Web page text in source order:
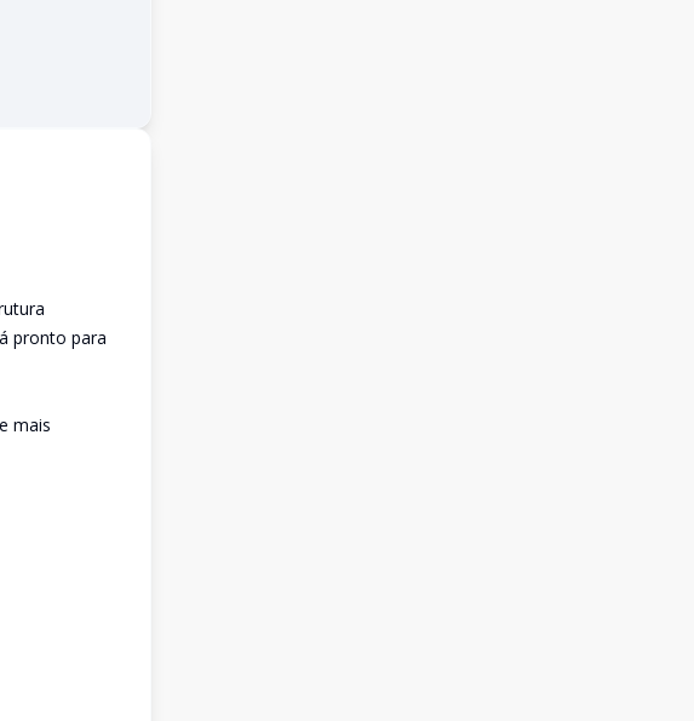
pronto para
mais